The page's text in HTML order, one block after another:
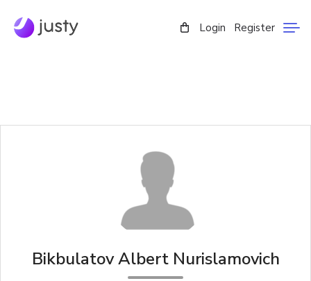
Login Register
Bikbulatov Albert Nurislamovich